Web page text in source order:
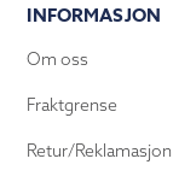
INFORMASJON
Om oss
Fraktgrense
Retur/Reklamasjon